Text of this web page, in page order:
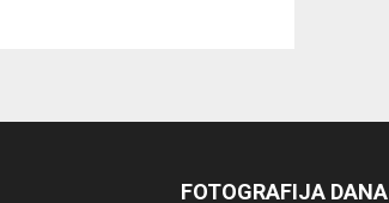
FOTOGRAFIJA DANA